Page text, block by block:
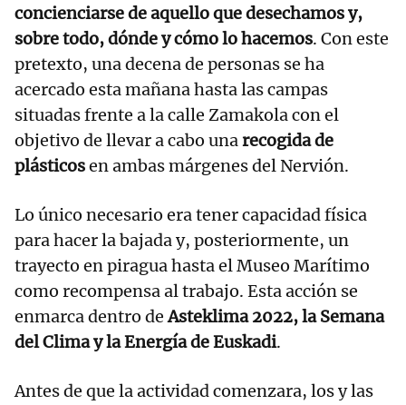
concienciarse de aquello que desechamos y,
sobre todo, dónde y cómo lo hacemos. Con este
pretexto, una decena de personas se ha
acercado esta mañana hasta las campas
situadas frente a la calle Zamakola con el
objetivo de llevar a cabo unarecogida de
plásticosen ambas márgenes del Nervión.
Lo único necesario era tener capacidad física
para hacer la bajada y, posteriormente, un
trayecto en piragua hasta el Museo Marítimo
como recompensa al trabajo. Esta acción se
enmarca dentro deAsteklima 2022, la Semana
del Clima y la Energía de Euskadi.
Antes de que la actividad comenzara, los y las